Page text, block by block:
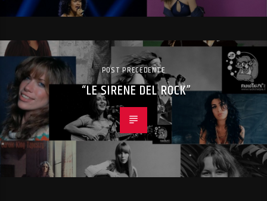
POST PRECEDENTE
“LE SIRENE DEL ROCK”